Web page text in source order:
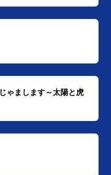
ゃまします～太陽と虎